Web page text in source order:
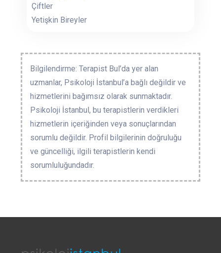
Çiftler
Yetişkin Bireyler
Bilgilendirme: Terapist Bul’da yer alan
uzmanlar, Psikoloji İstanbul’a bağlı değildir ve
hizmetlerini bağımsız olarak sunmaktadır.
Psikoloji İstanbul, bu terapistlerin verdikleri
hizmetlerin içeriğinden veya sonuçlarından
sorumlu değildir. Profil bilgilerinin doğruluğu
ve güncelliği, ilgili terapistlerin kendi
sorumluluğundadır.